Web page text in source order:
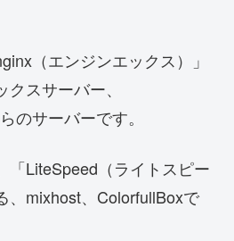
（エンジンエックス）」
スサーバー、
のサーバーです。
「LiteSpeed（ライトスピー
、mixhost、ColorfullBoxで